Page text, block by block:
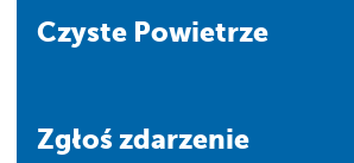
Czyste Powietrze
Zgłoś zdarzenie